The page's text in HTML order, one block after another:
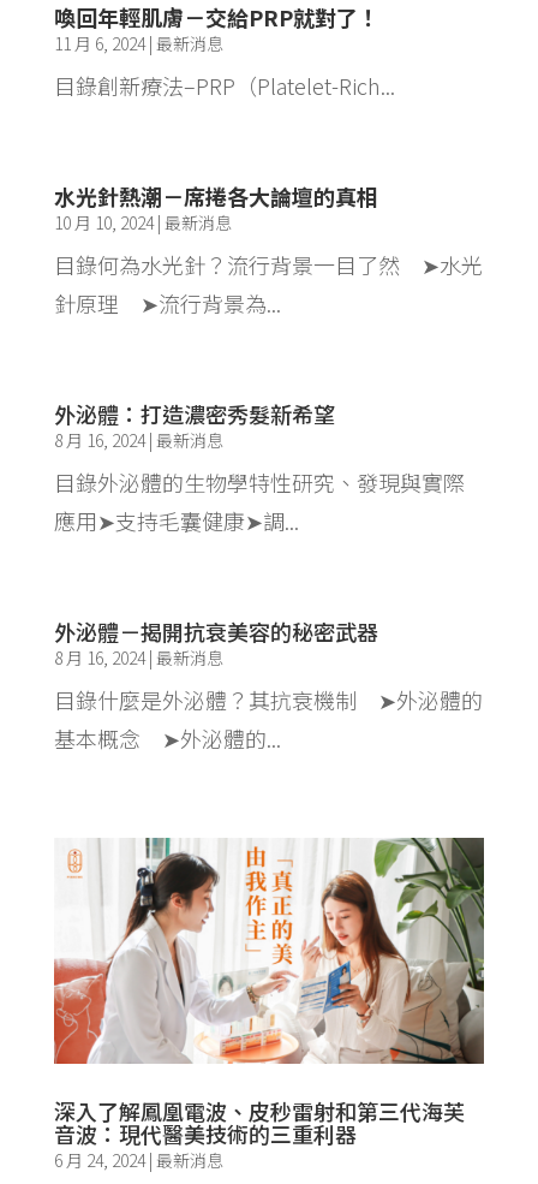
喚回年輕肌膚－交給PRP就對了！
11 月 6, 2024| 最新消息
目錄創新療法–PRP（Platelet-Rich...
水光針熱潮－席捲各大論壇的真相
10 月 10, 2024| 最新消息
目錄何為水光針？流行背景一目了然 ➤水光
針原理 ➤流行背景為...
外泌體：打造濃密秀髮新希望
8 月 16, 2024| 最新消息
目錄外泌體的生物學特性研究、發現與實際
應用➤支持毛囊健康➤調...
外泌體－揭開抗衰美容的秘密武器
8 月 16, 2024| 最新消息
目錄什麼是外泌體？其抗衰機制 ➤外泌體的
基本概念 ➤外泌體的...
深入了解鳳凰電波、皮秒雷射和第三代海芙
音波：現代醫美技術的三重利器
6 月 24, 2024| 最新消息